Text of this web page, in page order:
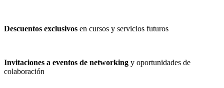
Descuentos exclusivos en cursos y servicios futuros
Invitaciones a eventos de networking y oportunidades de
colaboración